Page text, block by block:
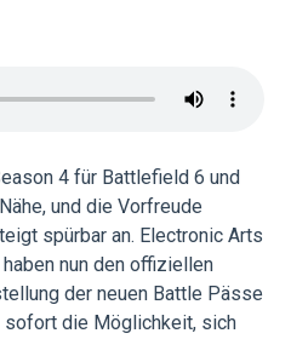
4 für Battlefield 6 und
und die Vorfreude
spürbar an. Electronic Arts
nun den offiziellen
der neuen Battle Pässe
sofort die Möglichkeit, sich